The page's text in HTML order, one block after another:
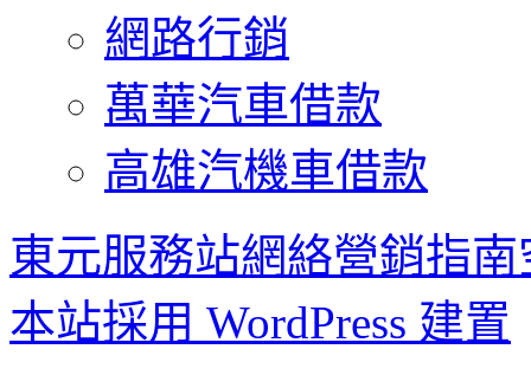
網路行銷
萬華汽車借款
高雄汽機車借款
東元服務站網絡營銷指南
本站採用 WordPress 建置